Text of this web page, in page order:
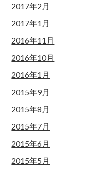
2017年2月
2017年1月
2016年11月
2016年10月
2016年1月
2015年9月
2015年8月
2015年7月
2015年6月
2015年5月